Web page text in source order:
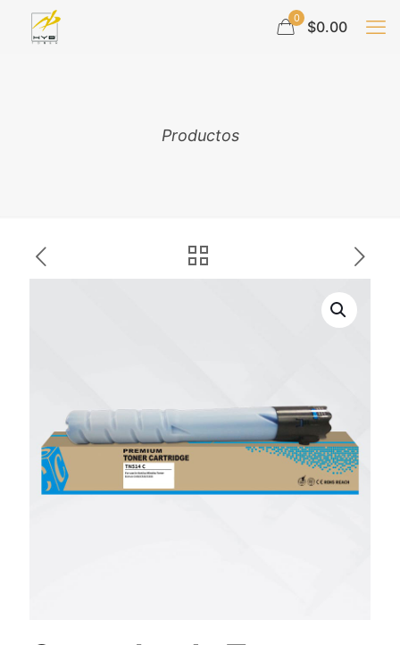
0 $0.00
Productos